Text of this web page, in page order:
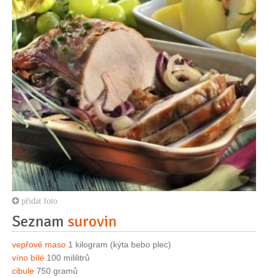
přidat foto
Seznam surovin
vepřové maso 1 kilogram (kýta bebo plec)
víno bílé 100 mililitrů
cibule 750 gramů